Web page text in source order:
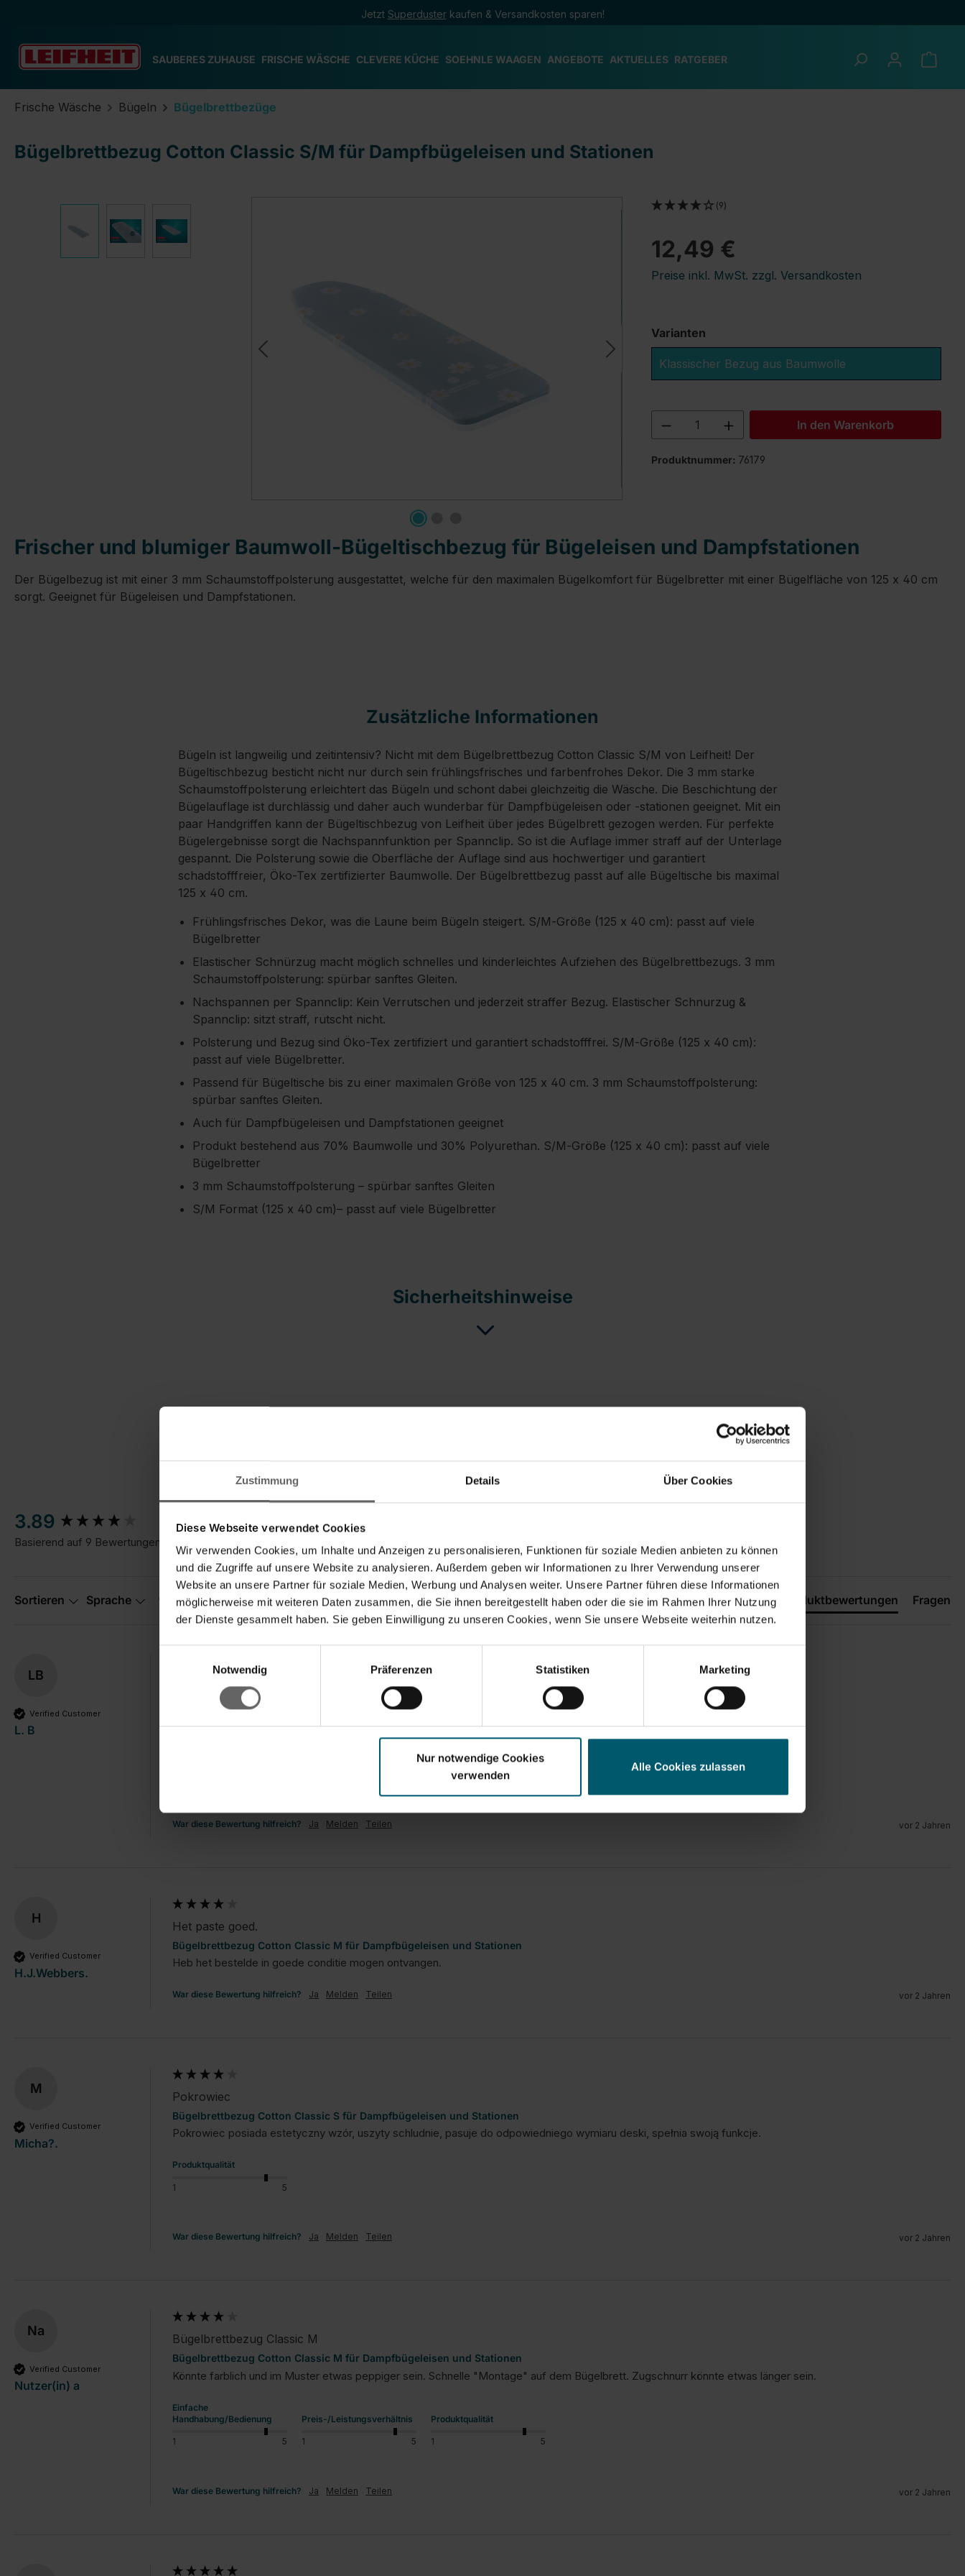
Zustimmung Details Über Cookies
Diese Webseite verwendet Cookies
Wir verwenden Cookies, um Inhalte und Anzeigen zu personalisieren, Funktionen für soziale Medien anbieten zu können
und die Zugriffe auf unsere Website zu analysieren. Außerdem geben wir Informationen zu Ihrer Verwendung unserer
Website an unsere Partner für soziale Medien, Werbung und Analysen weiter. Unsere Partner führen diese Informationen
möglicherweise mit weiteren Daten zusammen, die Sie ihnen bereitgestellt haben oder die sie im Rahmen Ihrer Nutzung
der Dienste gesammelt haben. Sie geben Einwilligung zu unseren Cookies, wenn Sie unsere Webseite weiterhin nutzen.
Notwendig
Präferenzen Statistiken Marketing
Nur notwendige Cookies
verwenden
Alle Cookies zulassen
Jetzt Superdusterkaufen & Versandkosten sparen!
SAUBERES ZUHAUSE FRISCHE WÄSCHE CLEVERE KÜCHE SOEHNLE WAAGEN ANGEBOTE AKTUELLES RATGEBER
Frische Wäsche Bügeln Bügelbrettbezüge
Bügelbrettbezug Cotton Classic S/M für Dampfbügeleisen und Stationen
12,49 €
Preise inkl. MwSt. zzgl. Versandkosten
(9)
Varianten
Klassischer Bezug aus Baumwolle
Produkt Anzahl: Gib den
In den Warenkorb
Produktnummer: 76179
Frischer und blumiger Baumwoll-Bügeltischbezug für Bügeleisen und Dampfstationen
Der Bügelbezug ist mit einer 3 mm Schaumstoffpolsterung ausgestattet, welche für den maximalen Bügelkomfort für Bügelbretter mit einer Bügelfläche von 125 x 40 cm
sorgt. Geeignet für Bügeleisen und Dampfstationen.
Zusätzliche Informationen
Bügeln ist langweilig und zeitintensiv? Nicht mit dem Bügelbrettbezug Cotton Classic S/M von Leifheit! Der
Bügeltischbezug besticht nicht nur durch sein frühlingsfrisches und farbenfrohes Dekor. Die 3 mm starke
Schaumstoffpolsterung erleichtert das Bügeln und schont dabei gleichzeitig die Wäsche. Die Beschichtung der
Bügelauflage ist durchlässig und daher auch wunderbar für Dampfbügeleisen oder -stationen geeignet. Mit ein
paar Handgriffen kann der Bügeltischbezug von Leifheit über jedes Bügelbrett gezogen werden. Für perfekte
Bügelergebnisse sorgt die Nachspannfunktion per Spannclip. So ist die Auflage immer straff auf der Unterlage
gespannt. Die Polsterung sowie die Oberfläche der Auflage sind aus hochwertiger und garantiert
schadstofffreier, Öko-Tex zertifizierter Baumwolle. Der Bügelbrettbezug passt auf alle Bügeltische bis maximal
125 x 40 cm.
Frühlingsfrisches Dekor, was die Laune beim Bügeln steigert. S/M‑Größe (125 x 40 cm): passt auf viele
Bügelbretter
Elastischer Schnürzug macht möglich schnelles und kinderleichtes Aufziehen des Bügelbrettbezugs. 3 mm
Schaumstoffpolsterung: spürbar sanftes Gleiten.
Nachspannen per Spannclip: Kein Verrutschen und jederzeit straffer Bezug. Elastischer Schnurzug &
Spannclip: sitzt straff, rutscht nicht.
Polsterung und Bezug sind Öko-Tex zertifiziert und garantiert schadstofffrei. S/M‑Größe (125 x 40 cm):
passt auf viele Bügelbretter.
Passend für Bügeltische bis zu einer maximalen Größe von 125 x 40 cm. 3 mm Schaumstoffpolsterung:
spürbar sanftes Gleiten.
Auch für Dampfbügeleisen und Dampfstationen geeignet
Produkt bestehend aus 70% Baumwolle und 30% Polyurethan. S/M‑Größe (125 x 40 cm): passt auf viele
Bügelbretter
3 mm Schaumstoffpolsterung – spürbar sanftes Gleiten
S/M Format (125 x 40 cm)– passt auf viele Bügelbretter
Sicherheitshinweise
3.89
Basierend auf 9 Bewertungen
Handhabung/Bedienung
5
Preis-/Leistungsverhältnis
1 5 1 5
Sortieren Sprache Suchen: Produktbewertungen Fragen
LB
Verified Customer
L. B
Fünf Sterne
Bügelbrettbezug Cotton Classic S für Dampfbügeleisen und Stationen
War diese Bewertung hilfreich? Ja Melden Teilen vor 2 Jahren
H
Verified Customer
H.J.Webbers.
Het paste goed.
Bügelbrettbezug Cotton Classic M für Dampfbügeleisen und Stationen
Heb het bestelde in goede conditie mogen ontvangen.
War diese Bewertung hilfreich? Ja Melden Teilen vor 2 Jahren
M
Verified Customer
Micha?.
Pokrowiec
Bügelbrettbezug Cotton Classic S für Dampfbügeleisen und Stationen
Pokrowiec posiada estetyczny wzór, uszyty schludnie, pasuje do odpowiedniego wymiaru deski, spełnia swoją funkcje.
Produktqualität
1 5
War diese Bewertung hilfreich? Ja Melden Teilen vor 2 Jahren
Na
Verified Customer
Nutzer(in) a
Bügelbrettbezug Classic M
Bügelbrettbezug Cotton Classic M für Dampfbügeleisen und Stationen
Könnte farblich und im Muster etwas peppiger sein. Schnelle "Montage" auf dem Bügelbrett. Zugschnurr könnte etwas länger sein.
Einfache
Handhabung/Bedienung
1 5
Preis-/Leistungsverhältnis
1 5
Produktqualität
1 5
War diese Bewertung hilfreich? Ja Melden Teilen vor 2 Jahren
New content loaded